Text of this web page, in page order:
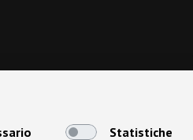
Statistiche